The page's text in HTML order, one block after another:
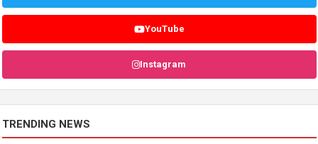
YouTube
Instagram
TRENDING NEWS